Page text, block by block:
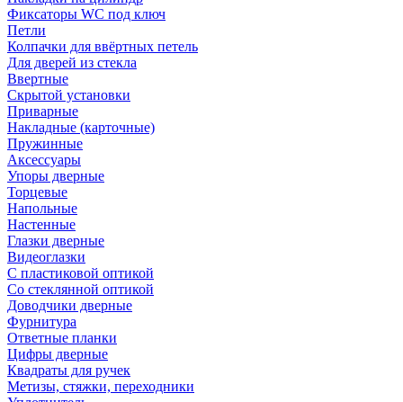
Фиксаторы WC под ключ
Петли
Колпачки для ввёртных петель
Для дверей из стекла
Ввертные
Скрытой установки
Приварные
Накладные (карточные)
Пружинные
Аксессуары
Упоры дверные
Торцевые
Напольные
Настенные
Глазки дверные
Видеоглазки
С пластиковой оптикой
Со стеклянной оптикой
Доводчики дверные
Фурнитура
Ответные планки
Цифры дверные
Квадраты для ручек
Метизы, стяжки, переходники